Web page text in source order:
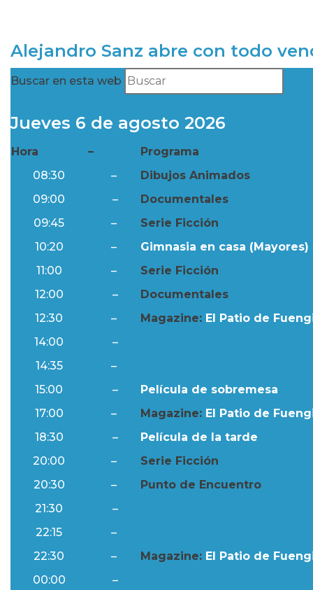
Alejandro Sanz abre con todo
Buscar en esta web
Jueves 6 de agosto 2026
Hora –
Programa
08:30
–
Dibujos Animados
09:00
–
Documentales
09:45
–
Serie Ficción
10:20
–
Gimnasia en casa (Mayores)
11:00
–
Serie Ficción
12:00
–
Documentales
12:30
– Magazine: El Patio de
14:00
–
14:35
–
15:00
–
Película de sobremesa
17:00
– Magazine: El Patio de
18:30
–
Película de la tarde
20:00
–
Serie Ficción
20:30
–
Punto de Encuentro
21:30
–
22:15
–
22:30
– Magazine: El Patio de
00:00
–